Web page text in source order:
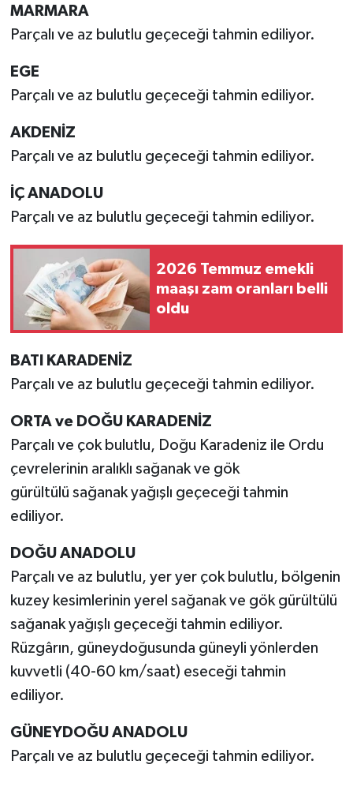
MARMARA
Parçalı ve az bulutlu geçeceği tahmin ediliyor.
EGE
Parçalı ve az bulutlu geçeceği tahmin ediliyor.
AKDENİZ
Parçalı ve az bulutlu geçeceği tahmin ediliyor.
İÇ ANADOLU
Parçalı ve az bulutlu geçeceği tahmin ediliyor.
2026 Temmuz emekli
maaşı zam oranları belli
oldu
BATI KARADENİZ
Parçalı ve az bulutlu geçeceği tahmin ediliyor.
ORTA ve DOĞU KARADENİZ
Parçalı ve çok bulutlu, Doğu Karadeniz ile Ordu
çevrelerinin aralıklı sağanak ve gök
gürültülü sağanak yağışlı geçeceği tahmin
ediliyor.
DOĞU ANADOLU
Parçalı ve az bulutlu, yer yer çok bulutlu, bölgenin
kuzey kesimlerinin yerel sağanak ve gök gürültülü
sağanak yağışlı geçeceği tahmin ediliyor.
Rüzgârın, güneydoğusunda güneyli yönlerden
kuvvetli (40-60 km/saat) eseceği tahmin
ediliyor.
GÜNEYDOĞU ANADOLU
Parçalı ve az bulutlu geçeceği tahmin ediliyor.